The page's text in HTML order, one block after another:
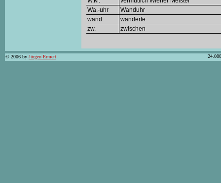
Wa.-uhr
Wanduhr
wand.
wanderte
zw.
zwischen
© 2006 by Jürgen Ermert